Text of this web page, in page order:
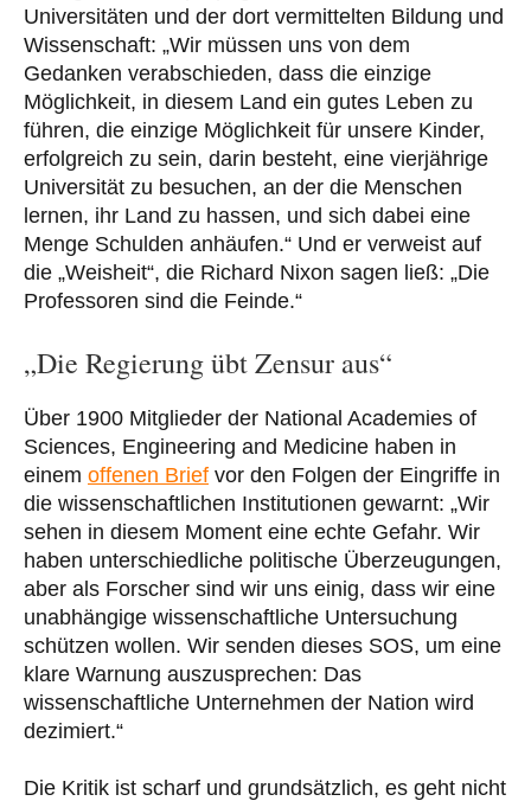
Universitäten und der dort vermittelten Bildung und
Wissenschaft: „Wir müssen uns von dem
Gedanken verabschieden, dass die einzige
Möglichkeit, in diesem Land ein gutes Leben zu
führen, die einzige Möglichkeit für unsere Kinder,
erfolgreich zu sein, darin besteht, eine vierjährige
Universität zu besuchen, an der die Menschen
lernen, ihr Land zu hassen, und sich dabei eine
Menge Schulden anhäufen.“ Und er verweist auf
die „Weisheit“, die Richard Nixon sagen ließ: „Die
Professoren sind die Feinde.“
„Die Regierung übt Zensur aus“
Über 1900 Mitglieder der National Academies of
Sciences, Engineering and Medicine haben in
einem offenen Brief vor den Folgen der Eingriffe in
die wissenschaftlichen Institutionen gewarnt: „Wir
sehen in diesem Moment eine echte Gefahr. Wir
haben unterschiedliche politische Überzeugungen,
aber als Forscher sind wir uns einig, dass wir eine
unabhängige wissenschaftliche Untersuchung
schützen wollen. Wir senden dieses SOS, um eine
klare Warnung auszusprechen: Das
wissenschaftliche Unternehmen der Nation wird
dezimiert.“
Die Kritik ist scharf und grundsätzlich, es geht nicht